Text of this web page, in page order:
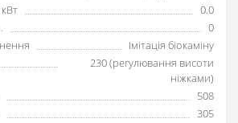
0.0
0
Імітація біокаміну
230 (регулювання висоти
ніжками)
508
305